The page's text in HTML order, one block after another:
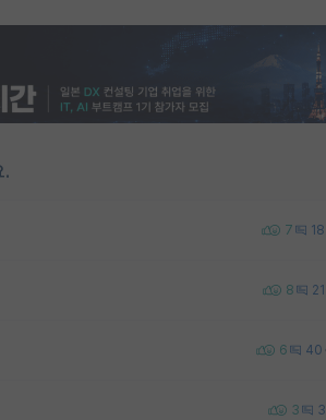
.
7 18
8 21
6 40
3 3